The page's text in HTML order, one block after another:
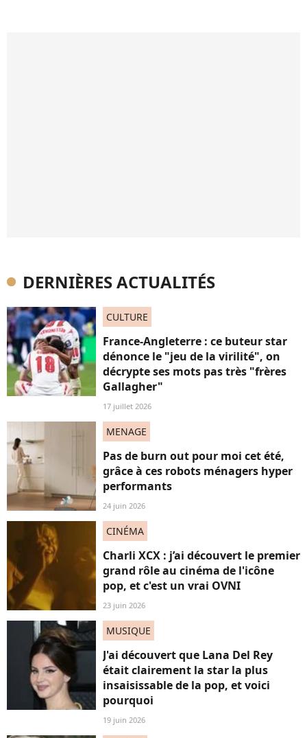
DERNIÈRES ACTUALITÉS
CULTURE
France-Angleterre : ce buteur star
dénonce le "jeu de la virilité", on
décrypte ses mots pas très "frères
Gallagher"
17 juillet 2026
MENAGE
Pas de burn out pour moi cet été,
grâce à ces robots ménagers hyper
performants
24 juin 2026
CINÉMA
Charli XCX : j’ai découvert le premier
grand rôle au cinéma de l'icône
pop, et c'est un vrai OVNI
23 juin 2026
MUSIQUE
J'ai découvert que Lana Del Rey
était clairement la star la plus
insaisissable de la pop, et voici
pourquoi
19 juin 2026